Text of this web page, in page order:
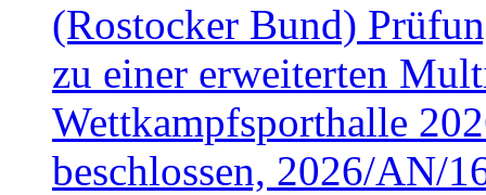
(Rostocker Bund)
zu einer erweiterten
Wettkampfsporthalle
beschlossen, 2026/AN/